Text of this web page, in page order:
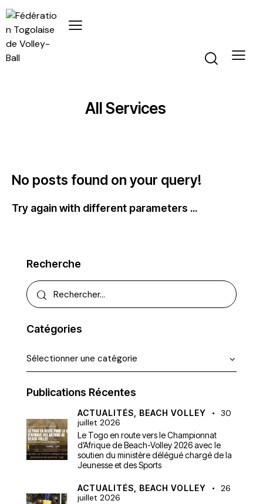
All Services
No posts found on your query!
Try again with different parameters ...
Recherche
Catégories
Publications Récentes
ACTUALITÉS, BEACH VOLLEY
30
juillet 2026
Le Togo en route vers le Championnat
d’Afrique de Beach-Volley 2026 avec le
soutien du ministère délégué chargé de la
Jeunesse et des Sports
ACTUALITÉS, BEACH VOLLEY
26
juillet 2026